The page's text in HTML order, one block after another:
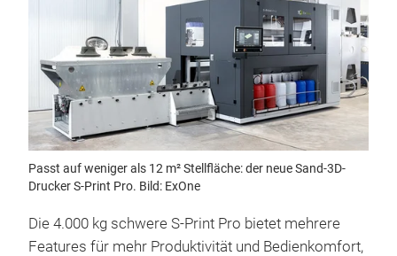
Passt auf weniger als 12 m² Stellfläche: der neue Sand-3D-
Drucker S-Print Pro. Bild: ExOne
Die 4.000 kg schwere S-Print Pro bietet mehrere
Features für mehr Produktivität und Bedienkomfort,